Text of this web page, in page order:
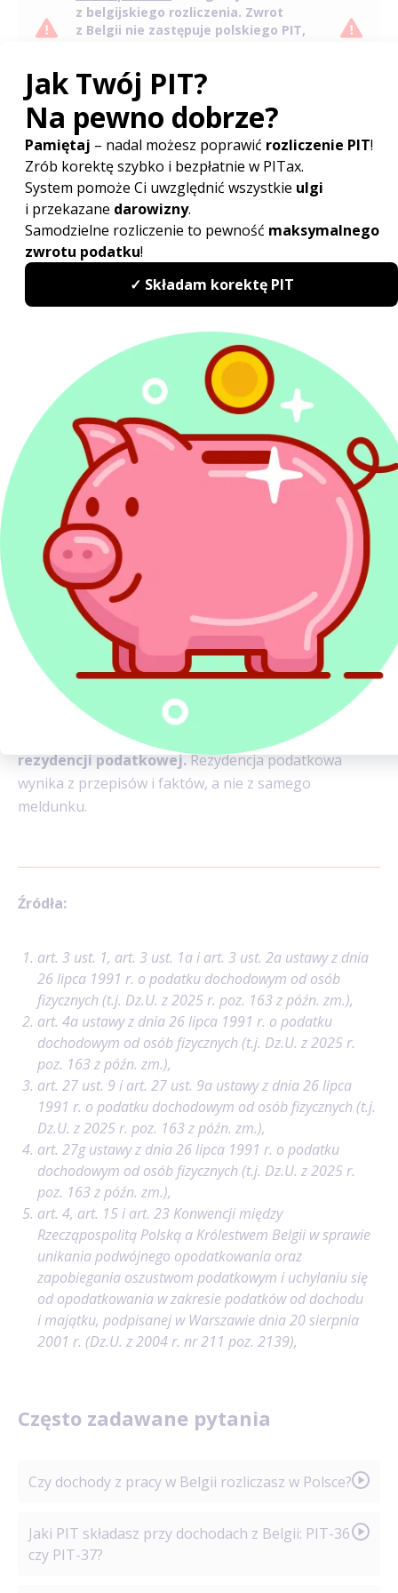
z belgijskiego rozliczenia. Zwrot
z Belgii nie zastępuje polskiego PIT,
Jakie dokumenty przygotowujesz do
rozliczenia dochodów z Belgii?
Do rozliczenia przygotowujesz dokumenty
potwierdzające dochód i podatek w Belgii.Zestaw
dokumentów zależy od sytuacji zawodowej i liczby
Rekomendacje PITax
Zbierz roczne zestawienia przychodów
i potrąceń z Belgii, w tym podatek zapłacony
w Belgii.
Ustal okresy pracy i pobytu: daty rozpoczęcia
i zakończenia zatrudnienia oraz liczbę dni.
Przygotuj dokumenty potwierdzające
rezydencję podatkową: informacje o rodzinie,
mieszkaniu i stałej aktywności zawodowej.
Rejestracja pobytu w Belgii
a rozliczenie PIT w Polsce
Rejestracja pobytu w Belgii ma znaczenie
administracyjne i nie przesądza automatycznie
rezydencji podatkowej.Rezydencja podatkowa
wynika z przepisów i faktów, a nie z samego
meldunku.
Źródła:
art. 3 ust. 1, art. 3 ust. 1a i art. 3 ust. 2a ustawy z dnia
26 lipca 1991 r. o podatku dochodowym od osób
fizycznych (t.j. Dz.U. z 2025 r. poz. 163 z późn. zm.),
art. 4a ustawy z dnia 26 lipca 1991 r. o podatku
dochodowym od osób fizycznych (t.j. Dz.U. z 2025 r.
poz. 163 z późn. zm.),
art. 27 ust. 9 i art. 27 ust. 9a ustawy z dnia 26 lipca
1991 r. o podatku dochodowym od osób fizycznych (t.j.
Dz.U. z 2025 r. poz. 163 z późn. zm.),
art. 27g ustawy z dnia 26 lipca 1991 r. o podatku
dochodowym od osób fizycznych (t.j. Dz.U. z 2025 r.
poz. 163 z późn. zm.),
art. 4, art. 15 i art. 23 Konwencji między
Rzecząpospolitą Polską a Królestwem Belgii w sprawie
unikania podwójnego opodatkowania oraz
zapobiegania oszustwom podatkowym i uchylaniu się
od opodatkowania w zakresie podatków od dochodu
i majątku, podpisanej w Warszawie dnia 20 sierpnia
2001 r. (Dz.U. z 2004 r. nr 211 poz. 2139),
Często zadawane pytania
Czy dochody z pracy w Belgii rozliczasz w Polsce?
Dochody z pracy w Belgii rozliczasz w Polsce, gdy masz
miejsce zamieszkania dla celów podatkowych w Polsce.
Jaki PIT składasz przy dochodach z Belgii: PIT-36
czy PIT-37?